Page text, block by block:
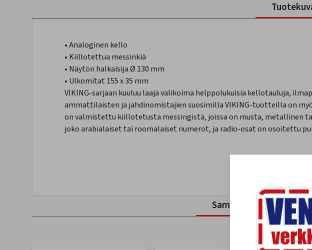
• Analoginen kello
• Kiillotettua messinkiä
• Näytön halkaisija Ø 130 mm
• Ulkomitat 155 x 35 mm
VIKING-sarjaan kuuluu laaja valikoima helppolukuisia kellotauluja,
ammattilaisten ja jahdinomistajien suosimilla VIKING-tuotteilla on
on valmistettu kiillotetusta messingistä, joissa on musta, metallinen
joko arabialaiset tai roomalaiset numerot, ja radio-osat on osoitettu
Samankaltaiset tuotteet